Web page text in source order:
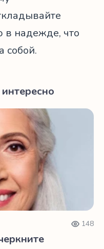
надежде, что
собой.
свою естественную
148